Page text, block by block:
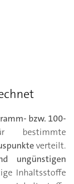
bzw. 100-
bestimmte
verteilt.
ungünstigen
Inhaltsstoffe